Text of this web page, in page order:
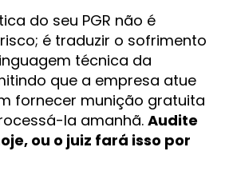
do seu PGR não é
é traduzir o sofrimento
técnica da
que a empresa atue
fornecer munição gratuita
la amanhã. Audite
ou o juiz fará isso por